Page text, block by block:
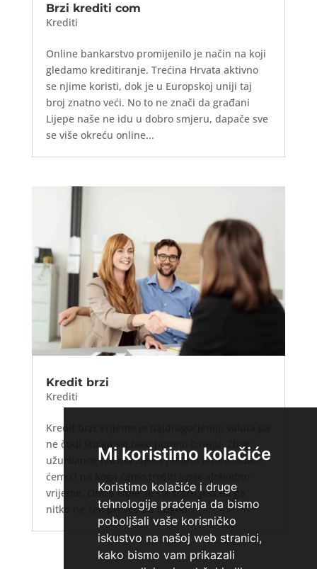
Mi koristimo kolačiće
Koristimo kolačiće i druge
tehnologije praćenja da bismo
poboljšali vaše korisničko
iskustvo na našoj web stranici,
kako bismo vam prikazali
Brzi krediti com
Krediti
Online bankarstvo promijenilo je način na koji
gledamo kreditiranje. Trećina Hrvata aktivno
se njime koristi, dok je u Europskoj uniji taj
broj znatno veći. No to ne znači da građani
Lijepe naše ne idu u dobro smjeru, dapače sve
se više okreću online...
Kredit brzi
Krediti
Kredit brzi Vrijeme je najdragocjenija valuta pa
ne čudi što ga svi tako pomno čuvaju. Zbog
užurbanog načina života pomno biramo kako
ćemo i na koga ćemo trošiti svoje slobodno
vrijeme. Ono s čime se svi slažu jest da ga
nitko ne želi provesti u dugim...